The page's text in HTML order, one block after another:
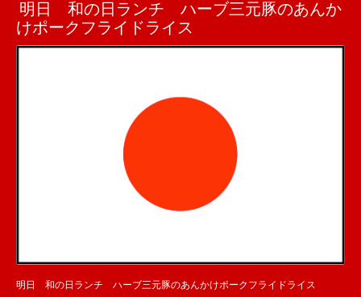
明日 和の日ランチ ハーブ三元豚のあんか
けポークフライドライス
明日 和の日ランチ ハーブ三元豚のあんかけポークフライドライス